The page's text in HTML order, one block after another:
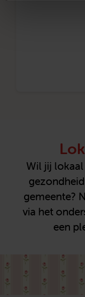
Wil jij
gemeente?
via het
een